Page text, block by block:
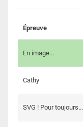
Épreuve
En image...
Cathy
SVG ! Pour toujours...